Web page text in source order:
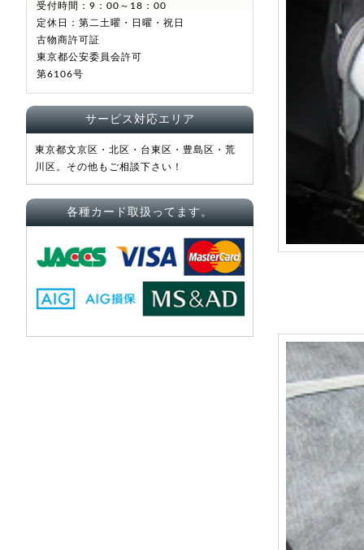
受付時間：9：00～18：00
定休日：第二土曜・日曜・祝日
古物商許可証
東京都公安委員会許可
第6106号
サービス対応エリア
東京都文京区・北区・台東区・豊島区・荒
川区。その他もご相談下さい！
各種カード取扱ってます。